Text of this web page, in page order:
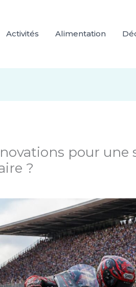
Activités Alimentation
pour une
?